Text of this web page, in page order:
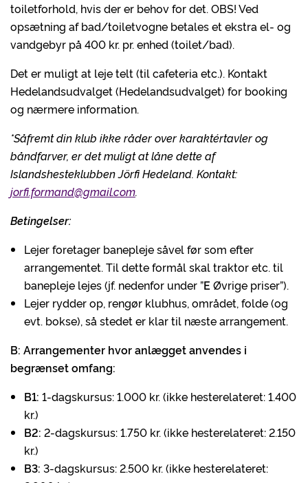
toiletforhold, hvis der er behov for det. OBS! Ved
opsætning af bad/toiletvogne betales et ekstra el- og
vandgebyr på 400 kr. pr. enhed (toilet/bad).
Det er muligt at leje telt (til cafeteria etc.). Kontakt
Hedelandsudvalget (Hedelandsudvalget) for booking
og nærmere information.
*Såfremt din klub ikke råder over karaktértavler og
båndfarver, er det muligt at låne dette af
Islandshesteklubben Jörfi Hedeland. Kontakt:
jorfi.formand@gmail.com.
Betingelser:
Lejer foretager banepleje såvel før som efter
arrangementet. Til dette formål skal traktor etc. til
banepleje lejes (jf. nedenfor under ”E Øvrige priser”).
Lejer rydder op, rengør klubhus, området, folde (og
evt. bokse), så stedet er klar til næste arrangement.
B: Arrangementer hvor anlægget anvendes i
begrænset omfang:
B1: 1-dagskursus: 1.000 kr. (ikke hesterelateret: 1.400
kr.)
B2: 2-dagskursus: 1.750 kr. (ikke hesterelateret: 2.150
kr.)
B3: 3-dagskursus: 2.500 kr. (ikke hesterelateret: